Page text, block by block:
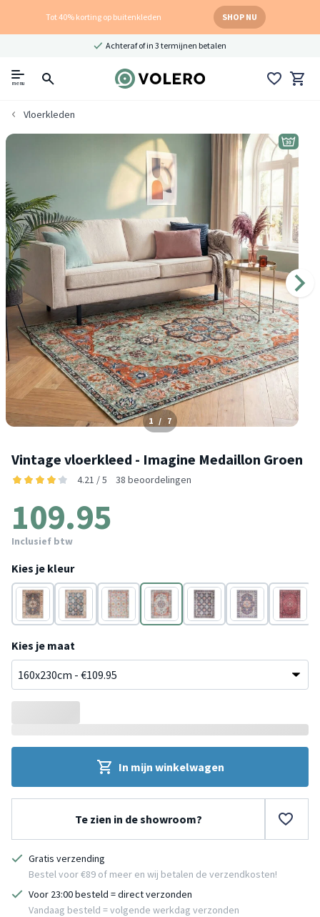
Tot 40% korting op buitenkleden SHOP NU
Achteraf of in 3 termijnen betalen
menu
Vloerkleden
1 / 7
Vintage vloerkleed - Imagine Medaillon Groen
4.21 / 5 38 beoordelingen
109.95
Inclusief btw
Kies je kleur
MulticolorMulticolorGroen Groen Blauw Blauw
Rood
Kies je maat
In mijn winkelwagen
Te zien in de showroom?
Gratis verzending
Bestel voor €89 of meer en wij betalen de verzendkosten!
Voor 23:00 besteld = direct verzonden
Vandaag besteld = volgende werkdag verzonden